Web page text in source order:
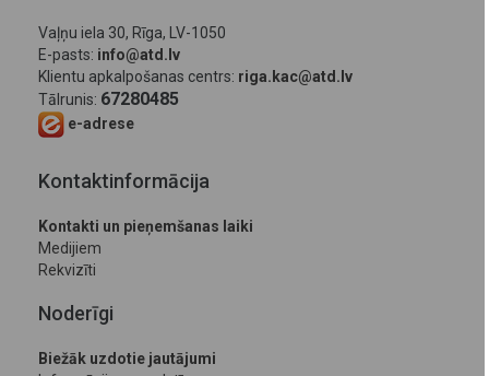
Vaļņu iela 30, Rīga, LV-1050
E-pasts: info@atd.lv
Klientu apkalpošanas centrs: riga.kac@atd.lv
Tālrunis: 67280485
e-adrese
Kontaktinformācija
Kontakti un pieņemšanas laiki
Medijiem
Rekvizīti
Noderīgi
Biežāk uzdotie jautājumi